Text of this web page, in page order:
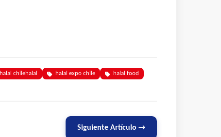
halal chilehalal halal expo chile
halal food
Siguiente Artículo →